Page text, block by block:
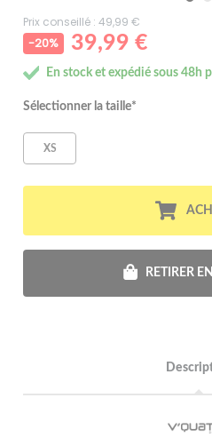
Prix conseillé : 49,99 €
-20%
39,99 €
En stock et expédié sous 48h
Sélectionner la taille*
XS
RETIRER